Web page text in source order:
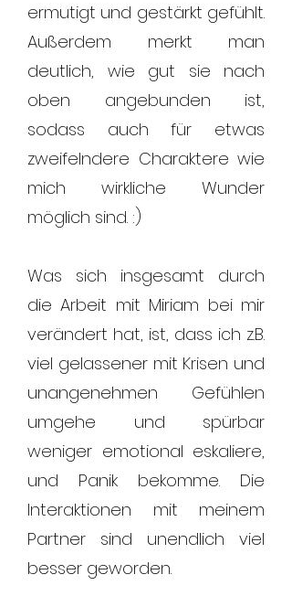
ermutigt und gestärkt gefühlt.
Außerdem merkt man
deutlich, wie gut sie nach
oben angebunden ist,
sodass auch für etwas
zweifelndere Charaktere wie
mich wirkliche Wunder
möglich sind. :)
Was sich insgesamt durch
die Arbeit mit Miriam bei mir
verändert hat, ist, dass ich z.B.
viel gelassener mit Krisen und
unangenehmen Gefühlen
umgehe und spürbar
weniger emotional eskaliere,
und Panik bekomme. Die
Interaktionen mit meinem
Partner sind unendlich viel
besser geworden.